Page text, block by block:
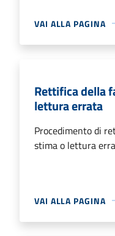
VAI ALLA PAGINA
Rettifica della
lettura errata
Procedimento di
stima o lettura
VAI ALLA PAGINA